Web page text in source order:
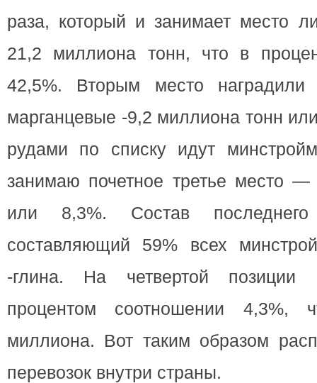
раза, который и занимает место
21,2 миллиона тонн, что в
42,5%. Вторым место
марганцевые -9,2 миллиона тонн
рудами по списку идут
занимаю почетное третье место
или 8,3%. Состав
составляющий 59% всех
-глина. На четвертой позиции
процентом соотношении
миллиона. Вот таким образом
перевозок внутри страны.